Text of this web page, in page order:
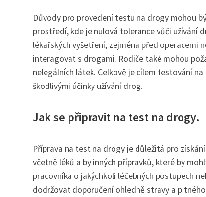
Důvody pro provedení testu na drogy mohou
prostředí, kde je nulová tolerance vůči užívání
lékařských vyšetření, zejména před operacemi
interagovat s drogami. Rodiče také mohou
nelegálních látek. Celkově je cílem testování
škodlivými účinky užívání drog.
Jak se připravit na test na drogy.
Příprava na test na drogy je důležitá pro
včetně léků a bylinných přípravků, které by
pracovníka o jakýchkoli léčebných postupech
dodržovat doporučení ohledně stravy a